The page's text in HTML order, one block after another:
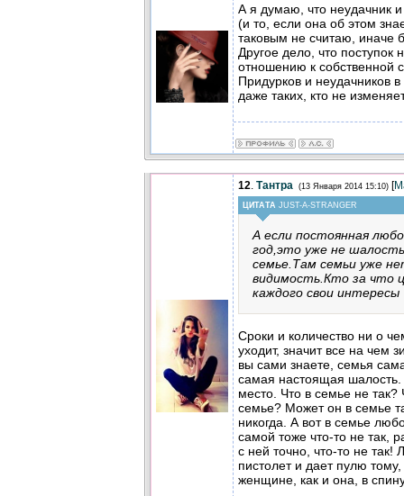
А я думаю, что неудачник
(и то, если она об этом
таковым не считаю, иначе
Другое дело, что
отношению к собственной
Придурков и неудачников
даже таких, кто не
12. Тантра (13 Января 2014 15:10) [
ЦИТАТА JUST-A-STRANGER
А если постоянная
год,это уже не
семье.Там семьи уже
видимость.Кто за что
каждого свои интересы
Сроки и количество ни о
уходит, значит все на чем
вы сами знаете, семья
самая настоящая
место. Что в семье не так?
семье? Может он в семье
никогда. А вот в семье
самой тоже что-то не так,
с ней точно, что-то не так!
пистолет и дает пулю
женщине, как и она, в